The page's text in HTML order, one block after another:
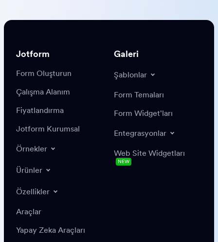
Jotform
Form Oluşturun
Çalışma Alanım
Fiyatlandırma
Jotform Kurumsal
Örnekler
Ürünler
Özellikler
Araçlar
Yapay Zeka Araçları
Galeri
Şablonlar
Form Temaları
Form Widget'ları
Entegrasyonlar
Web Site Widgetları
NEW